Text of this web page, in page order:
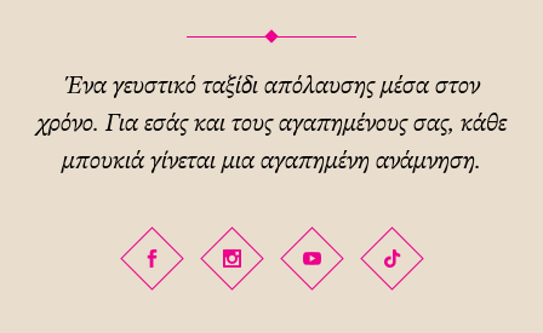
Ένα γευστικό ταξίδι απόλαυσης μέσα στον
χρόνο. Για εσάς και τους αγαπημένους σας, κάθε
μπουκιά γίνεται μια αγαπημένη ανάμνηση.